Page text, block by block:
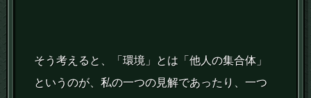
そう考えると、「環境」とは「他人の集合体」
というのが、私の一つの見解であったり、一つ